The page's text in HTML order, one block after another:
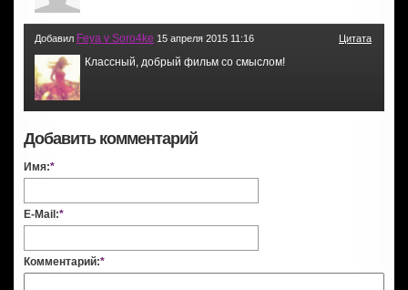
Добавил Feya v Soro4ke 15 апреля 2015 11:16 Цитата
Классный, добрый фильм со смыслом!
Добавить комментарий
Имя:*
E-Mail:*
Комментарий:*